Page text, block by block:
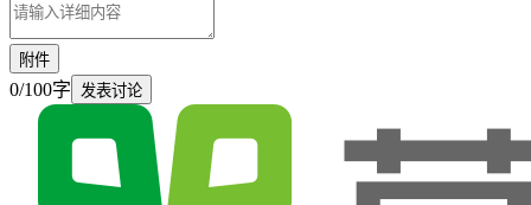
附件
0/100字 发表讨论